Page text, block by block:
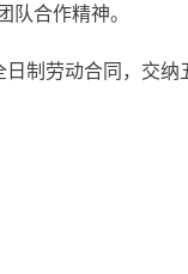
合作精神。
制劳动合同，交纳